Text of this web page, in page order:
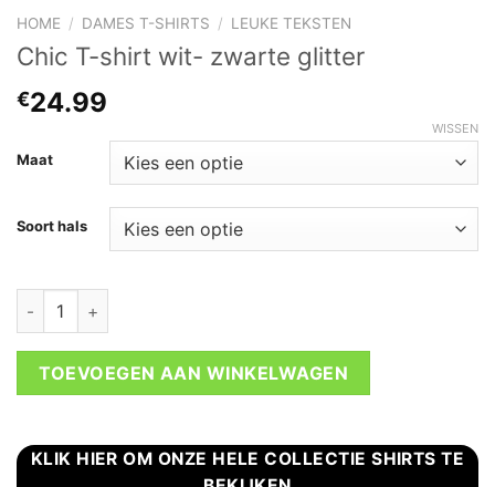
HOME / DAMES T-SHIRTS / LEUKE TEKSTEN
Chic T-shirt wit- zwarte glitter
€24.99
Maat
Soort hals
WISSEN
Chic T-shirt wit- zwarte glitter aantal
TOEVOEGEN AAN WINKELWAGEN
KLIK HIER OM ONZE HELE COLLECTIE SHIRTS TE